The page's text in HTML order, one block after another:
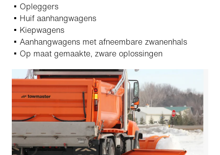
Opleggers
Huif aanhangwagens
Kiepwagens
Aanhangwagens met afneembare zwanenhals
Op maat gemaakte, zware oplossingen